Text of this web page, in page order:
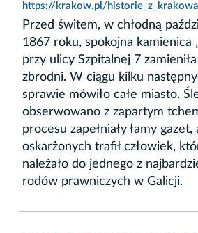
https://krakow.pl/
Przed świtem, w chłodną
1867 roku, spokojna kamienica
przy ulicy Szpitalnej 7
zbrodni. W ciągu kilku
sprawie mówiło całe miasto.
obserwowano z zapartym
procesu zapełniały łamy gazet,
oskarżonych trafił człowiek,
należało do jednego z
rodów prawniczych w Galicji.